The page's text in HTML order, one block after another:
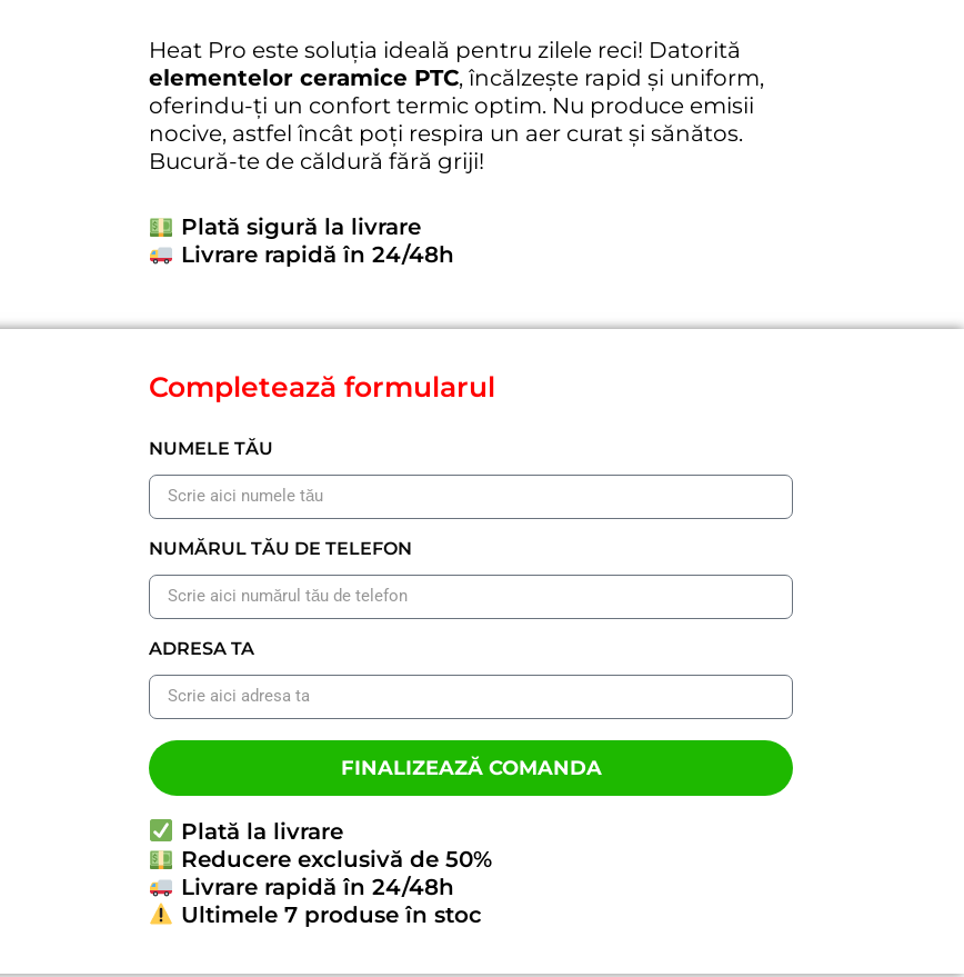
Heat Pro este soluția ideală pentru zilele reci! Datorită
elementelor ceramice PTC, încălzește rapid și uniform,
oferindu-ți un confort termic optim. Nu produce emisii
nocive, astfel încât poți respira un aer curat și sănătos.
Bucură-te de căldură fără griji!
Plată sigură la livrare
Livrare rapidă în 24/48h
Completează formularul
NUMELE TĂU
NUMĂRUL TĂU DE TELEFON
ADRESA TA
FINALIZEAZĂ COMANDA
Plată la livrare
Reducere exclusivă de 50%
Livrare rapidă în 24/48h
Ultimele 7 produse în stoc